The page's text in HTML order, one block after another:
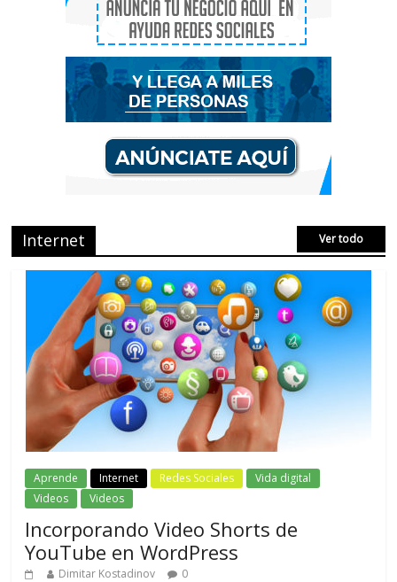
Que es el Marketing de criptomonedas o
el Marketing de IEO
No Comments
AVISPEX PLUS FORTE correctamente
para proteger tu entorno
No Comments
Internet Ver todo
Aprende Internet Redes Sociales
Vida digital
Videos
Videos
Incorporando Video Shorts de
YouTube en WordPress
Dimitar Kostadinov 0